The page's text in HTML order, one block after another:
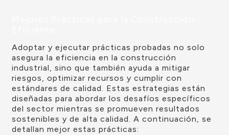
Adoptar y ejecutar prácticas probadas no solo
asegura la eficiencia en la construcción
industrial, sino que también ayuda a mitigar
riesgos, optimizar recursos y cumplir con
estándares de calidad. Estas estrategias están
diseñadas para abordar los desafíos específicos
del sector mientras se promueven resultados
sostenibles y de alta calidad. A continuación, se
detallan mejor estas prácticas: